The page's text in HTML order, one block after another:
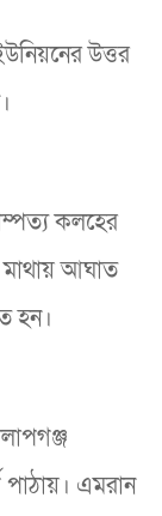
উত্তর
কলহের
মাথায় আঘাত
হন।
পাঠায়। এমরান